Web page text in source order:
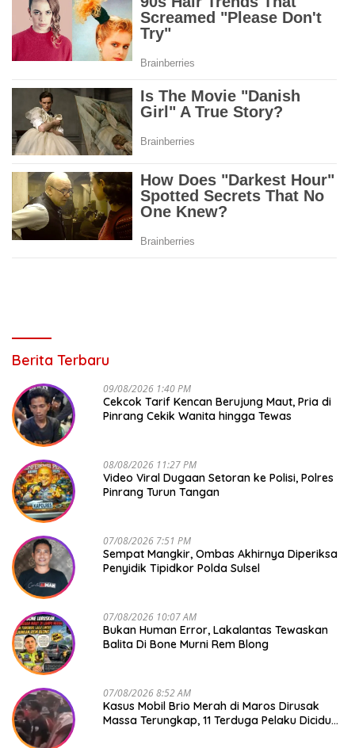
Berita Terbaru
09/08/2026 1:40 PM
Cekcok Tarif Kencan Berujung Maut, Pria di
Pinrang Cekik Wanita hingga Tewas
08/08/2026 11:27 PM
Video Viral Dugaan Setoran ke Polisi, Polres
Pinrang Turun Tangan
07/08/2026 7:51 PM
Sempat Mangkir, Ombas Akhirnya Diperiksa
Penyidik Tipidkor Polda Sulsel
07/08/2026 10:07 AM
Bukan Human Error, Lakalantas Tewaskan
Balita Di Bone Murni Rem Blong
07/08/2026 8:52 AM
Kasus Mobil Brio Merah di Maros Dirusak
Massa Terungkap, 11 Terduga Pelaku Diciduk